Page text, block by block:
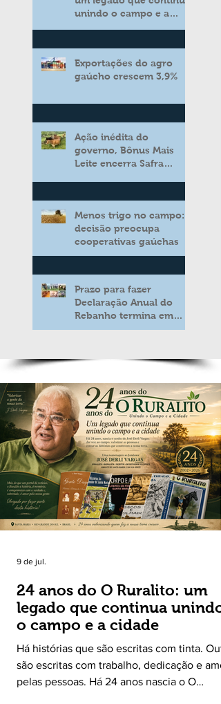
unindo o campo e a
Exportações do agro
gaúcho crescem 3,9%
Ação inédita do
governo, Bônus Mais
Leite encerra Safra
aos produtores de leite
Menos trigo no campo:
decisão preocupa
cooperativas gaúchas
Prazo para fazer
Declaração Anual do
Rebanho termina em
duas semanas
24 anos do O Ruralito: um
legado que continua unindo
o campo e a cidade
Há histórias que são escritas com tinta.
são escritas com trabalho, dedicação e
pelas pessoas. Há 24 anos nascia o O
9 de jul.